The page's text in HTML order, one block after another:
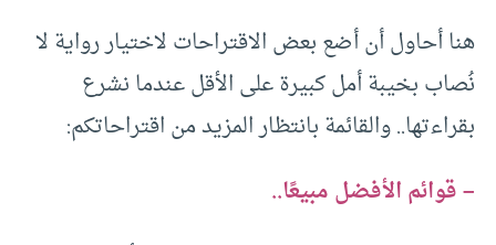
هنا أحاول أن أضع بعض الاقتراحات لاختيار رواية لا
نُصاب بخيبة أمل كبيرة على الأقل عندما نشرع
بقراءتها.. والقائمة بانتظار المزيد من اقتراحاتكم:
– قوائم الأفضل مبيعًا..